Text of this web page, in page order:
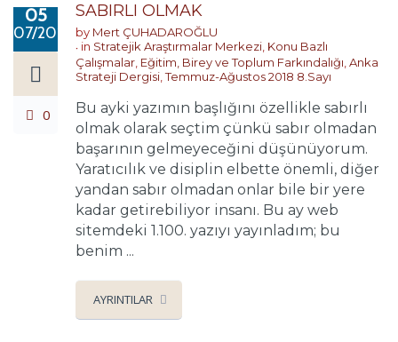
05
07/2018
0
SABIRLI OLMAK
by Mert ÇUHADAROĞLU
in Stratejik Araştırmalar Merkezi, Konu Bazlı
Çalışmalar, Eğitim, Birey ve Toplum Farkındalığı,Anka
Strateji Dergisi,Temmuz-Ağustos 2018 8.Sayı
Bu ayki yazımın başlığını özellikle sabırlı
olmak olarak seçtim çünkü sabır olmadan
başarının gelmeyeceğini düşünüyorum.
Yaratıcılık ve disiplin elbette önemli, diğer
yandan sabır olmadan onlar bile bir yere
kadar getirebiliyor insanı. Bu ay web
sitemdeki 1.100. yazıyı yayınladım; bu
benim ...
AYRINTILAR